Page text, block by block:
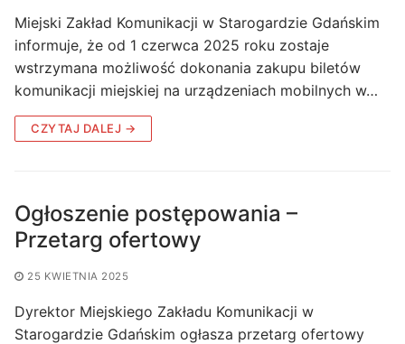
Miejski Zakład Komunikacji w Starogardzie Gdańskim
informuje, że od 1 czerwca 2025 roku zostaje
wstrzymana możliwość dokonania zakupu biletów
komunikacji miejskiej na urządzeniach mobilnych w…
CZYTAJ DALEJ →
Ogłoszenie postępowania –
Przetarg ofertowy
25 KWIETNIA 2025
Dyrektor Miejskiego Zakładu Komunikacji w
Starogardzie Gdańskim ogłasza przetarg ofertowy